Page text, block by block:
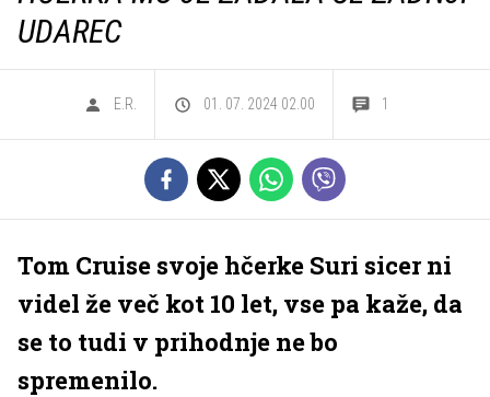
UDAREC
E.R. 01. 07. 2024 02.00 1
Tom Cruise svoje hčerke Suri sicer ni
videl že več kot 10 let, vse pa kaže, da
se to tudi v prihodnje ne bo
spremenilo.